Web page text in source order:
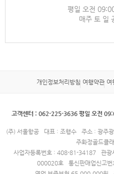
평일 오전
매주 토 일
개인정보처리방침 여행약관 여
고객센터 : 062-225-3636 평일 오전
(주) 서울항공 대표 : 조행수
주소 : 광주
주화정골드클
사업자등록번호 : 408-81-34187
관광
000020호
통신판매업신고